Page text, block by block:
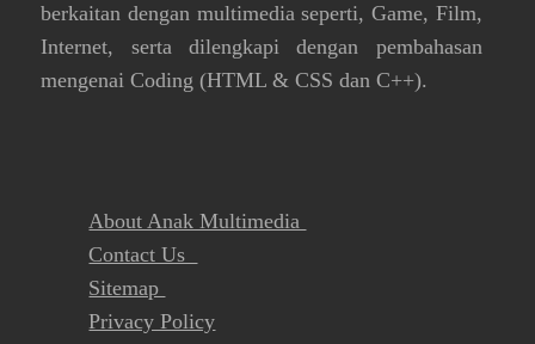
berkaitan dengan multimedia seperti, Game, Film,
Internet, serta dilengkapi dengan pembahasan
mengenai Coding (HTML & CSS dan C++).
About Anak Multimedia
Contact Us
Sitemap
Privacy Policy